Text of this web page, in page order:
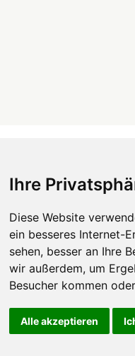
Ihre
Diese Website
ein besseres Internet-
sehen, besser an Ihre
wir außerdem, um
Besucher kommen
Alle akzeptieren
Zahnärzte in Städten
Zahnärzte in Stadtteilen